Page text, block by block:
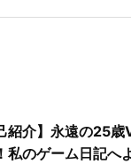
紹介】永遠の25
私のゲーム日記へ